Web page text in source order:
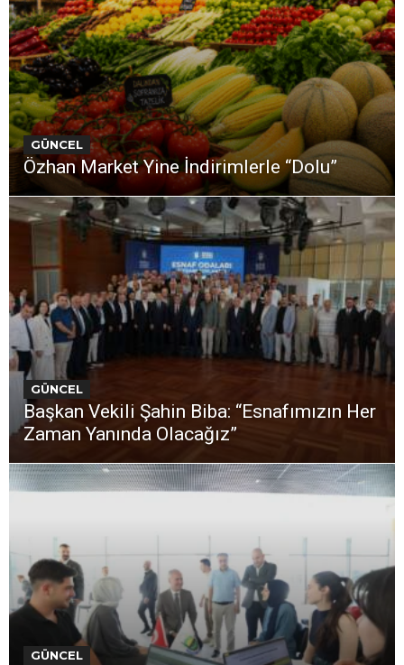
GÜNCEL
Özhan Market Yine İndirimlerle “Dolu”
GÜNCEL
Başkan Vekili Şahin Biba: “Esnafımızın Her
Zaman Yanında Olacağız”
GÜNCEL